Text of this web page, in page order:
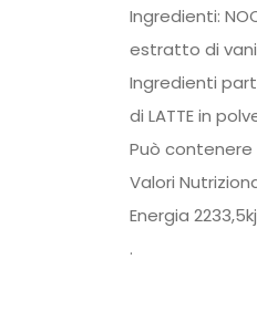
Ingredienti:
estratto di
Ingredienti
di LATTE in
Può contenere
Valori
Energia
.